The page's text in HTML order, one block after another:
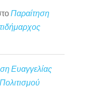
Παραίτηση
Ευαγγελίας